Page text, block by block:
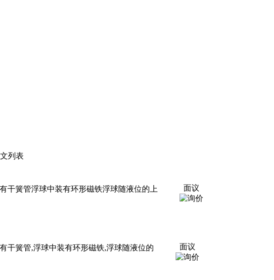
干簧管浮球中装有环形磁铁浮球随液位的上
面议
干簧管,浮球中装有环形磁铁,浮球随液位的
面议